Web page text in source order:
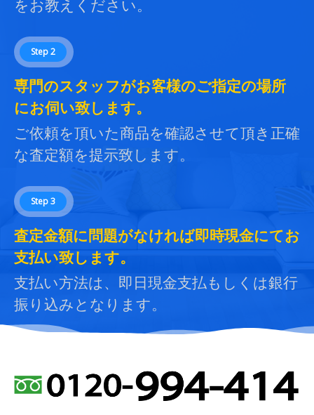
をお教えください。
Step 2
専門のスタッフがお客様のご指定の場所
にお伺い致します。
ご依頼を頂いた商品を確認させて頂き正確
な査定額を提示致します。
Step 3
査定金額に問題がなければ即時現金にてお
支払い致します。
支払い方法は、即日現金支払もしくは銀行
振り込みとなります。